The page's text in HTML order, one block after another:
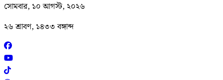
সোমবার, ১০ আগস্ট, ২০২৬
২৬ শ্রাবণ, ১৪৩৩ বঙ্গাব্দ